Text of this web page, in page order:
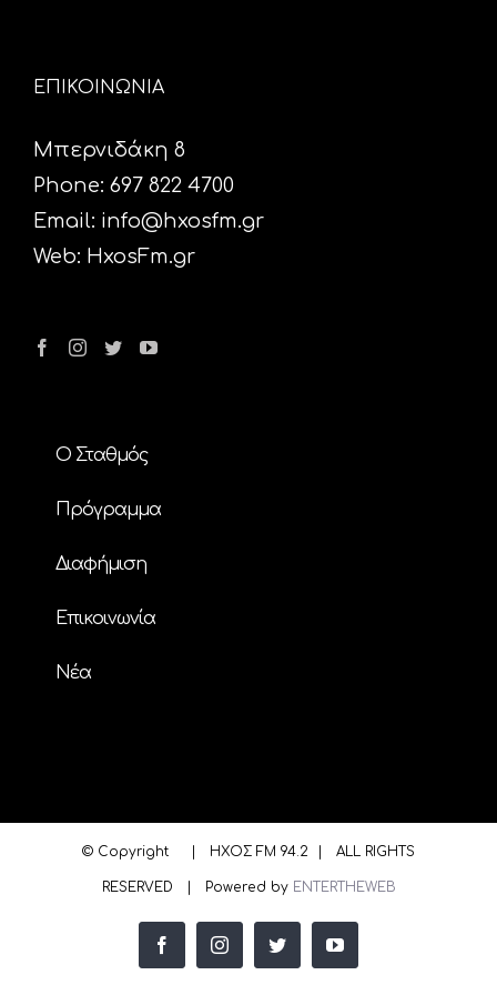
ΕΠΙΚΟΙΝΩΝΙΑ
Μπερνιδάκη 8
Phone: 697 822 4700
Email: info@hxosfm.gr
Web: HxosFm.gr
Ο Σταθμός
Πρόγραμμα
Διαφήμιση
Επικοινωνία
Nέα
© Copyright | ΗΧΟΣ FM 94.2 | ALL RIGHTS
RESERVED | Powered by ENTERTHEWEB
facebookinstagramtwitter youtube